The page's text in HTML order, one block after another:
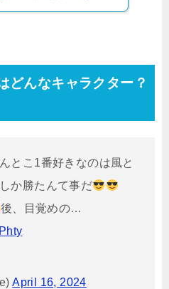
どんなキャラクター？
とこ1番好きなのは風と
か勝たんて事だ
後、目覚めの…
April 16, 2024